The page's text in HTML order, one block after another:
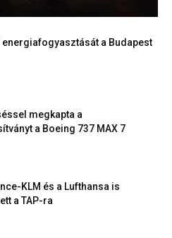
energiafogyasztását a Budapest
megkapta a
a Boeing 737 MAX 7
KLM és a Lufthansa is
a TAP-ra